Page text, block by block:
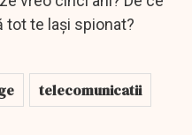
tot te lași spionat?
telecomunicatii